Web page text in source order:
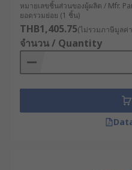
หมายเลขชิ้นส่วนของผู้ผลิต / Mfr.
ยอดรวมย่อย (1 ชิ้น)
THB1,405.75(ไม่รวมภาษีมูลค่
จำนวน / Quantity